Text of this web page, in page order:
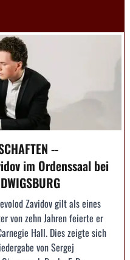
--
im Ordenssaal bei
Zavidov gilt als eines
von zehn Jahren feierte er
Hall. Dies zeigte sich
von Sergej